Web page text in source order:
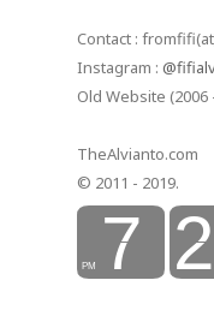
Contact :
Instagram :
Old Website (2006
TheAlvianto.com
© 2011 - 2019.